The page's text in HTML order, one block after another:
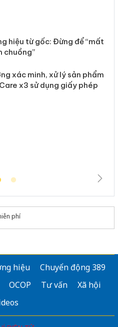
hiệu từ gốc: Đừng để
lo làm chuồng”
phí
hiệu
Chuyển động 389
OCOP Tư vấn
Xã hội